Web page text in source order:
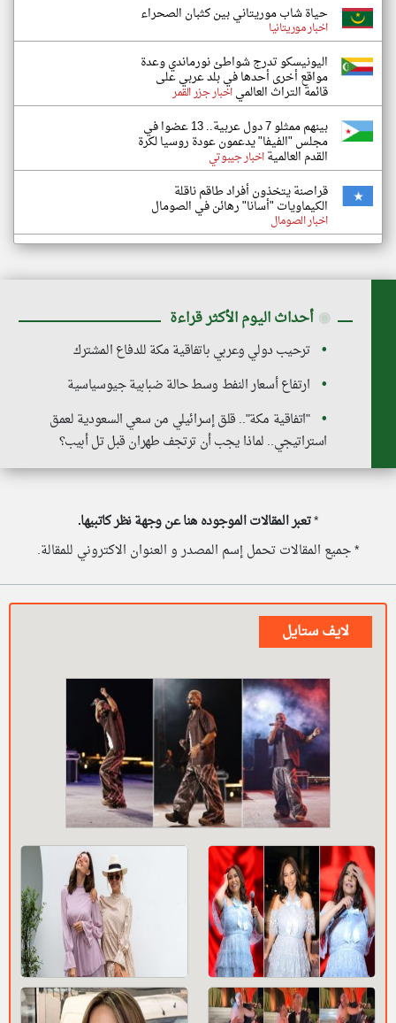
حياة شاب موريتاني بين كثبان الصحراء
اخبار موريتانيا
اليونيسكو تدرج شواطئ نورماندي وعدة
مواقع أخرى أحدها في بلد عربي على
قائمة التراث العالمياخبار جزر القمر
بينهم ممثلو 7 دول عربية.. 13 عضوا في
مجلس "الفيفا" يدعمون عودة روسيا لكرة
القدم العالميةاخبار جيبوتي
قراصنة يتخذون أفراد طاقم ناقلة
الكيماويات "أسانا" رهائن في الصومال
اخبار الصومال
◉ أحداث اليوم الأكثر قراءة
ترحيب دولي وعربي باتفاقية مكة للدفاع المشترك
ارتفاع أسعار النفط وسط حالة ضبابية جيوسياسية
"اتفاقية مكة".. قلق إسرائيلي من سعي السعودية لعمق
استراتيجي.. لماذا يجب أن ترتجف طهران قبل تل أبيب؟
*تعبر المقالات الموجوده هنا عن وجهة نظر كاتبيها.
* جميع المقالات تحمل إسم المصدر و العنوان الاكتروني للمقالة.
لايف ستايل